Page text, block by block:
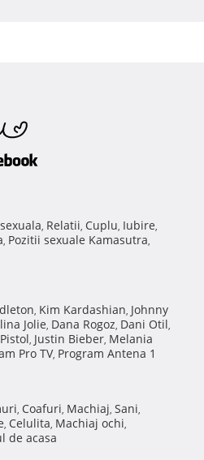
, Relatii, Cuplu, Iubire,
, Pozitii sexuale Kamasutra,
, Kim Kardashian, Johnny
Jolie, Dana Rogoz, Dani Otil,
, Justin Bieber, Melania
Pro TV, Program Antena 1
, Coafuri, Machiaj, Sani,
, Celulita, Machiaj ochi,
de acasa